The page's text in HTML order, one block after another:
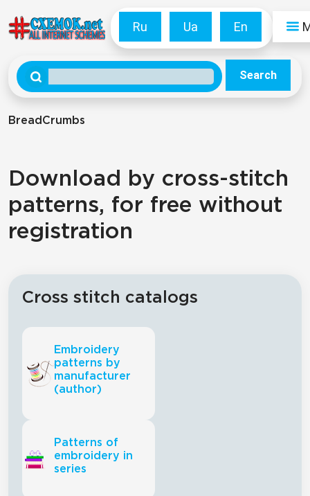
Ru Ua En
Search
BreadCrumbs
Download by cross-stitch
patterns, for free without
registration
Cross stitch catalogs
Embroidery
patterns by
manufacturer
(author)
Patterns of
embroidery in
series